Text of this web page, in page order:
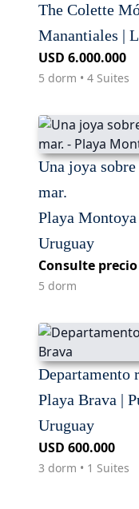
The Colette
Manantiales |
USD 6.000.000
5 dorm • 4 Suites
Una joya
mar.
Playa
Uruguay
Consulte precio
5 dorm
Departamento
Playa Brava |
Uruguay
USD 600.000
3 dorm • 1 Suites